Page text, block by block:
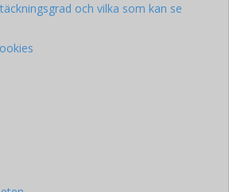
och vilka som kan se